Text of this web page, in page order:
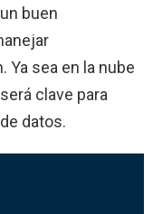
buen
Ya sea en la nube
clave para
datos.